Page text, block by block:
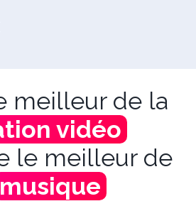
meilleur de la
vidéo
le meilleur de